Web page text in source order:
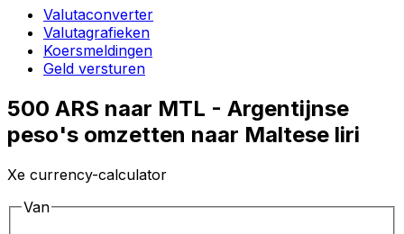
Valutaconverter
Valutagrafieken
Koersmeldingen
Geld versturen
500 ARS naar MTL - Argentijnse
peso's omzetten naar Maltese liri
Xe currency-calculator
Van